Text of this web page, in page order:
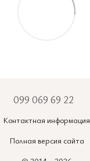
099 069 69 22
Контактная информация
Полная версия сайта